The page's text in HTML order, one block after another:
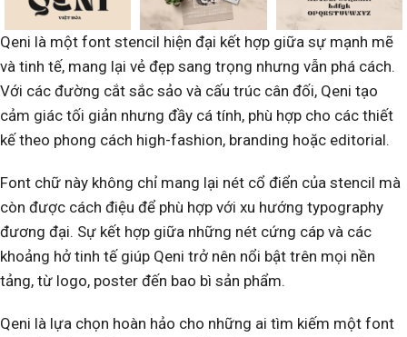
Qeni là một font stencil hiện đại kết hợp giữa sự mạnh mẽ
và tinh tế, mang lại vẻ đẹp sang trọng nhưng vẫn phá cách.
Với các đường cắt sắc sảo và cấu trúc cân đối, Qeni tạo
cảm giác tối giản nhưng đầy cá tính, phù hợp cho các thiết
kế theo phong cách high-fashion, branding hoặc editorial.
Font chữ này không chỉ mang lại nét cổ điển của stencil mà
còn được cách điệu để phù hợp với xu hướng typography
đương đại. Sự kết hợp giữa những nét cứng cáp và các
khoảng hở tinh tế giúp Qeni trở nên nổi bật trên mọi nền
tảng, từ logo, poster đến bao bì sản phẩm.
Qeni là lựa chọn hoàn hảo cho những ai tìm kiếm một font